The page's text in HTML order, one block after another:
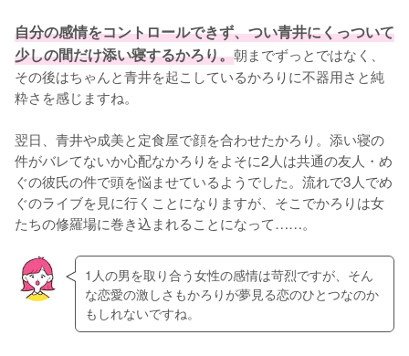
自分の感情をコントロールできず、つい青井にくっついて
少しの間だけ添い寝するかろり。朝までずっとではなく、
その後はちゃんと青井を起こしているかろりに不器用さと純
粋さを感じますね。
翌日、青井や成美と定食屋で顔を合わせたかろり。添い寝の
件がバレてないか心配なかろりをよそに2人は共通の友人・め
ぐの彼氏の件で頭を悩ませているようでした。流れで3人でめ
ぐのライブを見に行くことになりますが、そこでかろりは女
たちの修羅場に巻き込まれることになって……。
1人の男を取り合う女性の感情は苛烈ですが、そん
な恋愛の激しさもかろりが夢見る恋のひとつなのか
もしれないですね。